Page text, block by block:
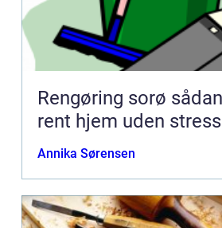
Rengøring sorø sådan får du et
rent hjem uden stress
Annika Sørensen